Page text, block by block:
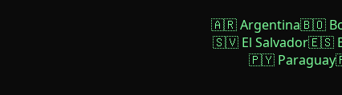
🇦🇷 Argentina🇧🇴
🇸🇻 El Salvador🇪🇸
🇵🇾 Paraguay